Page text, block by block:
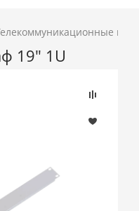
19" 1U